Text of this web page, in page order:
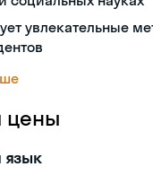
увлекательные
цены
язык